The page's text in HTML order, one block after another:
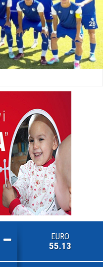
EURO
55.13